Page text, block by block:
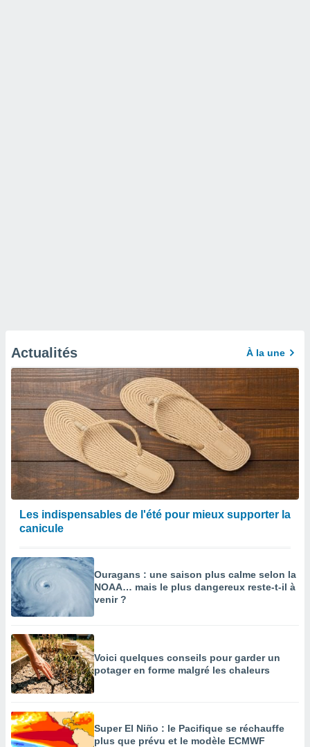
Actualités À la une
Les indispensables de l'été pour mieux supporter la
canicule
Ouragans : une saison plus calme selon la
NOAA… mais le plus dangereux reste-t-il à
venir ?
Voici quelques conseils pour garder un
potager en forme malgré les chaleurs
Super El Niño : le Pacifique se réchauffe
plus que prévu et le modèle ECMWF